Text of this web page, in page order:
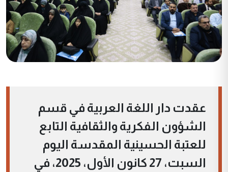
عقدت دار اللغة العربية في قسم
الشؤون الفكرية والثقافية التابع
للعتبة الحسينية المقدسة اليوم
السبت، 27 كانون الأول، 2025، في